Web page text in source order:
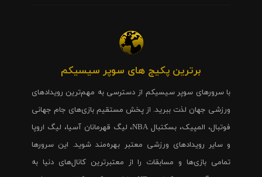
برترین پکیج های سوپر سیسیکم
با سرورهای سوپر سیسیکم از دسترسی به مهم‌ترین رویدادهای
ورزشی جهان لذت ببرید. از پخش مستقیم بازی‌های جام جهانی
فوتبال، المپیک، بسکتبال NBA، لیگ قهرمانان آسیا، لیگ اروپا
و سایر رویدادهای ورزشی معتبر بهره‌مند شوید. این سرورها
تمامی بازی‌ها و مسابقات را از معتبرترین کانال‌های دنیا به